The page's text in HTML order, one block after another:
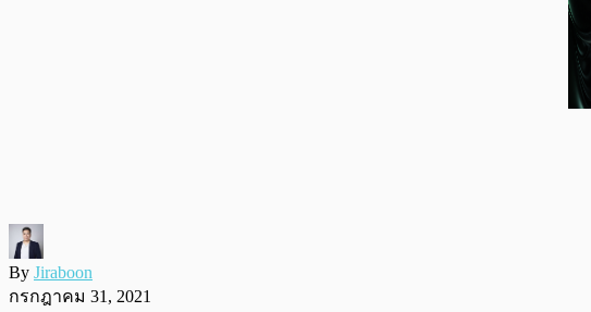
By Jiraboon
กรกฎาคม 31, 2021